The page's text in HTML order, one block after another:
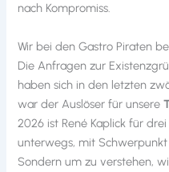
nach Kompromiss.
Wir bei den Gastro Piraten
Die Anfragen zur
haben sich in den letzten
war der Auslöser für unsere
2026 ist René Kaplick für
unterwegs, mit Schwerpunkt
Sondern um zu verstehen,